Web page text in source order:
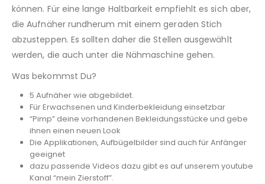
können. Für eine lange Haltbarkeit empfiehlt es sich aber,
die Aufnäher rundherum mit einem geraden Stich
abzusteppen. Es sollten daher die Stellen ausgewählt
werden, die auch unter die Nähmaschine gehen.
Was bekommst Du?
5 Aufnäher wie abgebildet.
Für Erwachsenen und Kinderbekleidung einsetzbar
“Pimp” deine vorhandenen Bekleidungsstücke und gebe
ihnen einen neuen Look
Die Applikationen, Aufbügelbilder sind auch für Anfänger
geeignet
dazu passende Videos dazu gibt es auf unserem youtube
Kanal “mein Zierstoff”.